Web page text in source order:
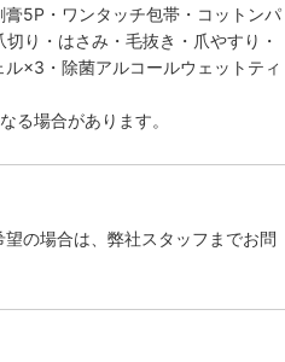
5P・ワンタッチ包帯・コットンパ
り・はさみ・毛抜き・爪やすり・
×3・除菌アルコールウェットティ
る場合があります。
の場合は、弊社スタッフまでお問